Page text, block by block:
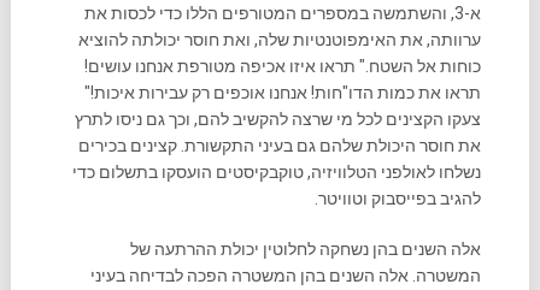
א-3, והשתמשה במספרים המטורפים הללו כדי לכסות את
ערוותה, את האימפוטנטיות שלה, ואת חוסר יכולתה להוציא
כוחות אל השטח." תראו איזו אכיפה מטורפת אנחנו עושים!
תראו את כמות הדו"חות! אנחנו אוכפים רק עבירות איכות!"
צעקו הקצינים לכל מי שרצה להקשיב להם, וכך גם ניסו לתרץ
את חוסר היכולת שלהם גם בעיני התקשורת. קצינים בכירים
נשלחו לאולפני הטלוויזיה, טוקבקיסטים הועסקו בתשלום כדי
להגיב בפייסבוק וטוויטר.
אלה השנים בהן נשחקה לחלוטין יכולת ההרתעה של
המשטרה. אלה השנים בהן המשטרה הפכה לבדיחה בעיני